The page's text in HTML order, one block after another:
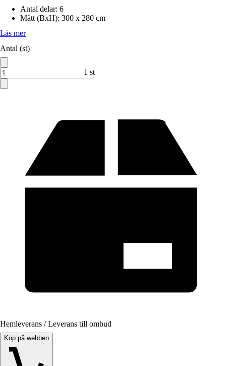
Antal delar: 6
Mått (BxH): 300 x 280 cm
Läs mer
Antal (st)
1 st
Hemleverans / Leverans till ombud
Köp på webben